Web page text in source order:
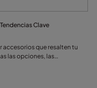
Clave
accesorios que resalten tu
las opciones, las
Ya prefieras lo